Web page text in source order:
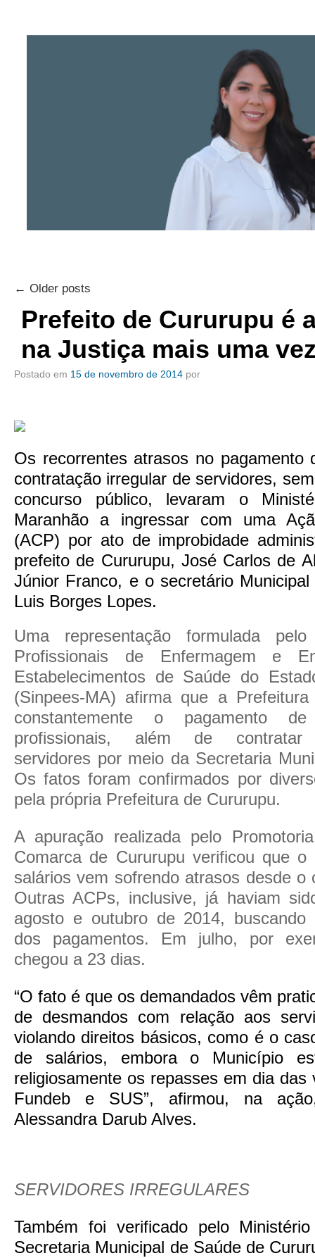
← Older posts
Prefeito de Cururupu é
na Justiça mais uma
Postado em 15 de novembro de 2014 por
Os recorrentes atrasos no pagamento
contratação irregular de servidores,
concurso público, levaram o
Maranhão a ingressar com uma
(ACP) por ato de improbidade
prefeito de Cururupu, José Carlos de
Júnior Franco, e o secretário
Luis Borges Lopes.
Uma representação formulada
Profissionais de Enfermagem e
Estabelecimentos de Saúde do
(Sinpees-MA) afirma que a
constantemente o pagamento
profissionais, além de contratar
servidores por meio da Secretaria
Os fatos foram confirmados por
pela própria Prefeitura de Cururupu.
A apuração realizada pelo
Comarca de Cururupu verificou que o
salários vem sofrendo atrasos desde o
Outras ACPs, inclusive, já haviam
agosto e outubro de 2014, buscando
dos pagamentos. Em julho, por
chegou a 23 dias.
“O fato é que os demandados vêm
de desmandos com relação aos
violando direitos básicos, como é o
de salários, embora o Município
religiosamente os repasses em dia das
Fundeb e SUS”, afirmou, na
Alessandra Darub Alves.
SERVIDORES IRREGULARES
Também foi verificado pelo
Secretaria Municipal de Saúde de